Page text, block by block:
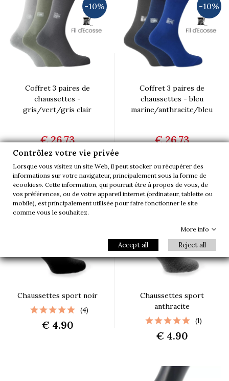
Coffret 3 paires de
chaussettes -
gris/vert/gris clair
€ 26.73
€ 29.70
-10%
Coffret 3 paires de
chaussettes - bleu
marine/anthracite/bleu
€ 26.73
-10%
Chaussettes sport noir
(4)
€ 4.90
Chaussettes sport
anthracite
(1)
€ 4.90
Contrôlez votre vie privée
Lorsque vous visitez un site Web, il peut stocker ou récupérer des
informations sur votre navigateur, principalement sous la forme de
«cookies». Cette information, qui pourrait être à propos de vous, de
vos préférences, ou de votre appareil internet (ordinateur, tablette ou
mobile), est principalement utilisée pour faire fonctionner le site
comme vous le souhaitez.
More info
Accept all Reject all